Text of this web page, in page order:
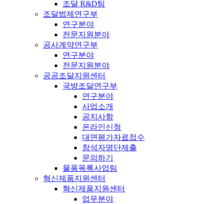
조달 R&D팀
조달법제연구부
연구분야
전문지원분야
공사계약연구부
연구분야
전문지원분야
공공조달지원센터
국방조달연구부
연구분야
사업소개
공지사항
온라인신청
대면평가자료접수
참석자명단제출
문의하기
물품목록사업팀
혁신제품지원센터
혁신제품지원센터
업무분야